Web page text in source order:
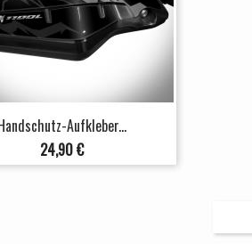
Aufkleber...
Preis
24,90 €